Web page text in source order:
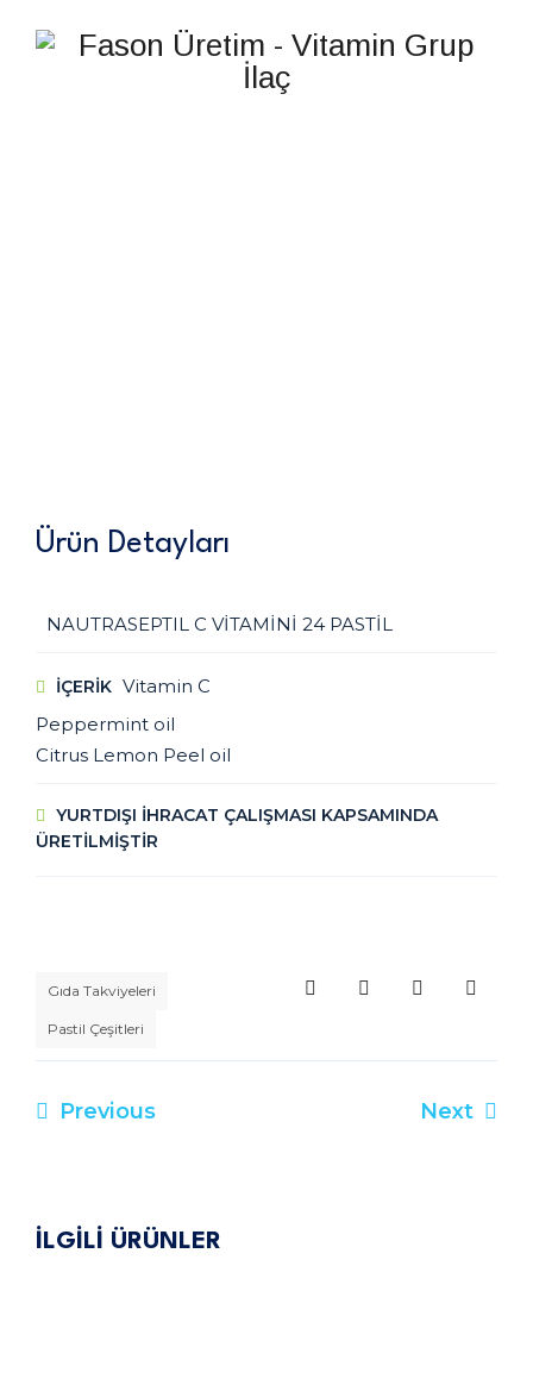
Ürün Detayları
NAUTRASEPTIL C VİTAMİNİ 24 PASTİL
IÇERIK Vitamin C
Peppermint oil
Citrus Lemon Peel oil
YURTDIŞI İHRACAT ÇALIŞMASI KAPSAMINDA
ÜRETİLMİŞTİR
Gıda Takviyeleri
Pastil Çeşitleri
Yazı
Previous Next
İLGİLİ ÜRÜNLER